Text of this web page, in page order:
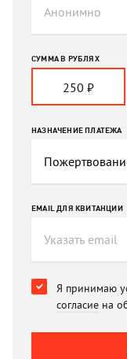
СУММА В РУБЛЯХ
250 ₽
НАЗНАЧЕНИЕ ПЛАТЕЖА
EMAIL ДЛЯ КВИТАНЦИИ
Я принимаю
согласие на